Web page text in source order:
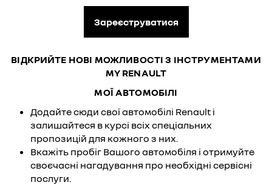
Зареєструватися
ВІДКРИЙТЕ НОВІ МОЖЛИВОСТІ З ІНСТРУМЕНТАМИ
MY RENAULT
МОЇ АВТОМОБІЛІ
Додайте сюди свої автомобілі Renault і
залишайтеся в курсі всіх спеціальних
пропозицій для кожного з них.
Вкажіть пробіг Вашого автомобіля і отримуйте
своєчасні нагадування про необхідні сервісні
послуги.